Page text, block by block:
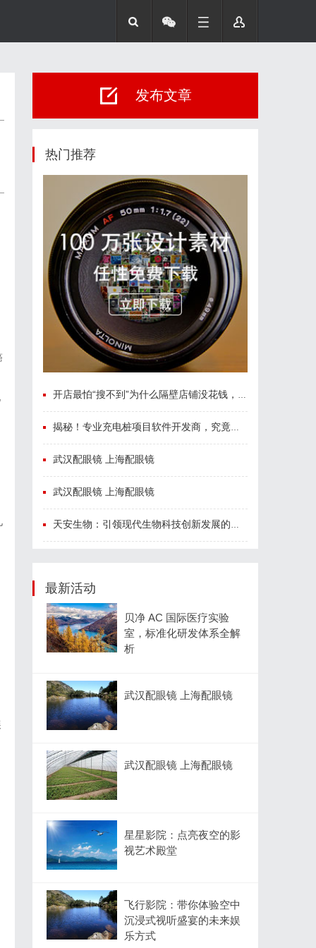
发布文章
热门推荐
开店最怕“搜不到”为什么隔壁店铺没花钱，ai却天天给他免费派单？
揭秘！专业充电桩项目软件开发商，究竟藏着哪些行业秘诀？
武汉配眼镜 上海配眼镜
武汉配眼镜 上海配眼镜
天安生物：引领现代生物科技创新发展的先锋企业
最新活动
贝净 AC 国际医疗实验
室，标准化研发体系全解
析
武汉配眼镜 上海配眼镜
武汉配眼镜 上海配眼镜
星星影院：点亮夜空的影
视艺术殿堂
飞行影院：带你体验空中
沉浸式视听盛宴的未来娱
乐方式